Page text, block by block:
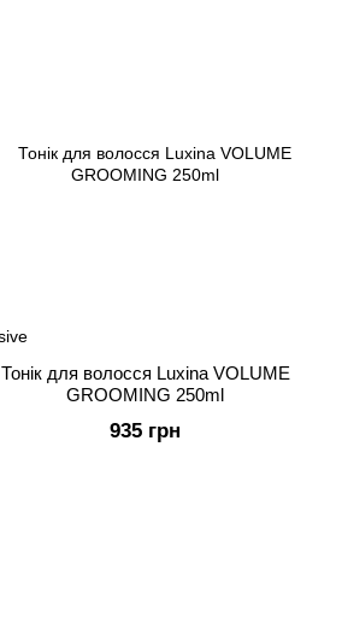
Тонік для волосся Luxina VOLUME
GROOMING 250ml
935 грн